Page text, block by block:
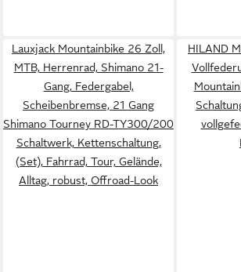
Lauxjack Mountainbike 26 Zoll,
MTB, Herrenrad, Shimano 21-
Gang, Federgabel,
Scheibenbremse, 21 Gang
Shimano Tourney RD-TY300/200
Schaltwerk, Kettenschaltung,
(Set), Fahrrad, Tour, Gelände,
Alltag, robust, Offroad-Look
HILAND